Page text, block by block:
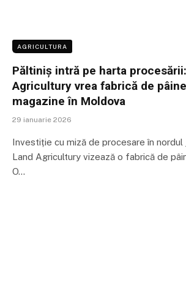
AGRICULTURA
Păltiniș intră pe harta
Agricultury vrea fabrică de
magazine în Moldova
29 ianuarie 2026
Investiție cu miză de procesare în nordul
Land Agricultury vizează o fabrică de
O…